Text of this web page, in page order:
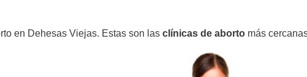
en Dehesas Viejas. Estas son las clínicas de aborto más